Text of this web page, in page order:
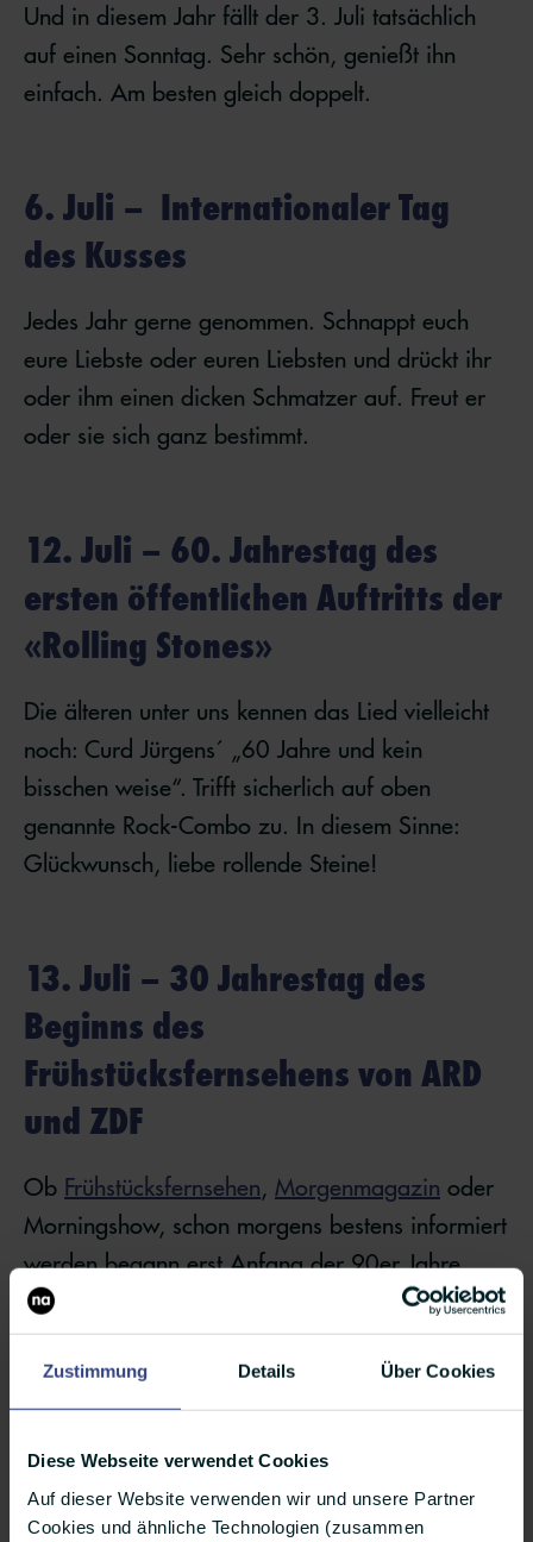
Zustimmung Details Über Cookies
Diese Webseite verwendet Cookies
Auf dieser Website verwenden wir und unsere Partner
Cookies und ähnliche Technologien (zusammen
Und in diesem Jahr fällt der 3. Juli tatsächlich
auf einen Sonntag. Sehr schön, genießt ihn
einfach. Am besten gleich doppelt.
6. Juli – Internationaler Tag
des Kusses
Jedes Jahr gerne genommen. Schnappt euch
eure Liebste oder euren Liebsten und drückt ihr
oder ihm einen dicken Schmatzer auf. Freut er
oder sie sich ganz bestimmt.
12. Juli – 60. Jahrestag des
ersten öffentlichen Auftritts der
«Rolling Stones»
Die älteren unter uns kennen das Lied vielleicht
noch: Curd Jürgens´ „60 Jahre und kein
bisschen weise“. Trifft sicherlich auf oben
genannte Rock-Combo zu. In diesem Sinne:
Glückwunsch, liebe rollende Steine!
13. Juli – 30 Jahrestag des
Beginns des
Frühstücksfernsehens von ARD
und ZDF
Ob Frühstücksfernsehen, Morgenmagazin oder
Morningshow, schon morgens bestens informiert
werden begann erst Anfang der 90er Jahre.
Aber dafür so unfassbar früh aufstehen?
16. Juli – 40. Jahrestag des
Starts des Kabelfernsehens in
Deutschland